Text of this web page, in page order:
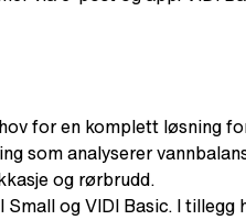
for en komplett løsning
som analyserer
og rørbrudd.
og VIDI Basic. I